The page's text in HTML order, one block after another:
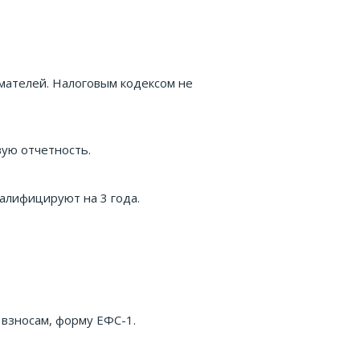
Налоговым кодексом не
отчетность.
на 3 года.
форму ЕФС-1.